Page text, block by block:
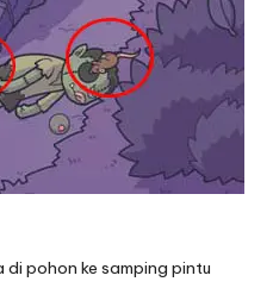
pohon ke samping pintu